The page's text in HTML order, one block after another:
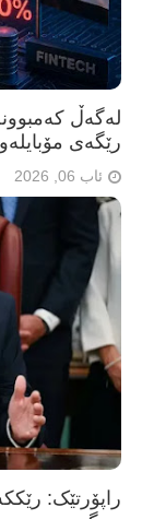
لەگەڵ
رێگەی مۆبایلەوە 50٪ کەمی
ئاب 06, 2026
راپۆرتێک: